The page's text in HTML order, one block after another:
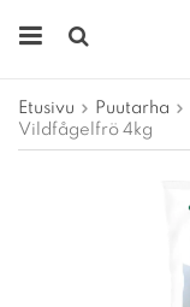
Etusivu Puutarha
Vildfågelfrö 4kg